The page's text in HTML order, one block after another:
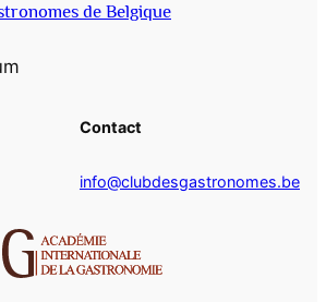
de Belgique
Contact
info@clubdesgastronomes.be